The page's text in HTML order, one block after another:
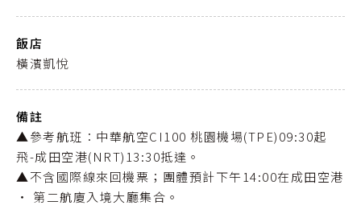
飯店
橫濱凱悅
備註
▲參考航班：中華航空CI100 桃園機場(TPE)09:30起
飛-成田空港(NRT)13:30抵達。
▲不含國際線來回機票；團體預計下午14:00在成田空港
‧ 第二航廈入境大廳集合。